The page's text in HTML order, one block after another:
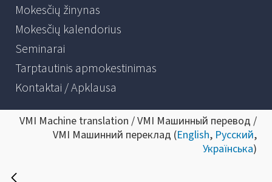
Mokesčių žinynas
Mokesčių kalendorius
Seminarai
Tarptautinis apmokestinimas
Kontaktai / Apklausa
VMI Machine translation / VMI Машинный перевод /
VMI Машинний переклад (English, Русский,
Українська)